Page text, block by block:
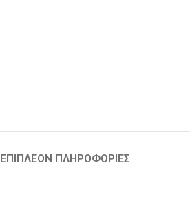
ΕΠΙΠΛΈΟΝ ΠΛΗΡΟΦΟΡΊΕΣ